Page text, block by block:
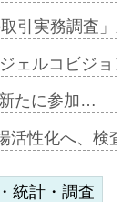
引実務調査
ェルコビジ
たに参加…
活性化へ、検
統計・調査